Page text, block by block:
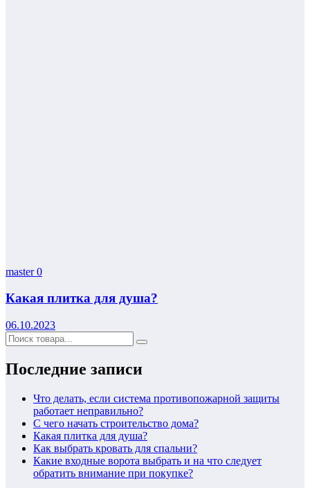
master0
Какая плитка для душа?
06.10.2023
Последние записи
Что делать, если система противопожарной защиты
работает неправильно?
С чего начать строительство дома?
Какая плитка для душа?
Как выбрать кровать для спальни?
Какие входные ворота выбрать и на что следует
обратить внимание при покупке?